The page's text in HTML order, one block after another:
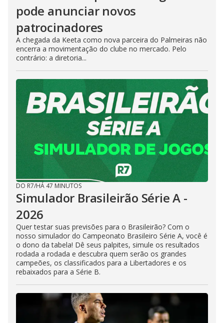
pode anunciar novos
patrocinadores
A chegada da Keeta como nova parceira do Palmeiras não
encerra a movimentação do clube no mercado. Pelo
contrário: a diretoria...
DO R7/HÁ 47 MINUTOS
Simulador Brasileirão Série A -
2026
Quer testar suas previsões para o Brasileirão? Com o
nosso simulador do Campeonato Brasileiro Série A, você é
o dono da tabela! Dê seus palpites, simule os resultados
rodada a rodada e descubra quem serão os grandes
campeões, os classificados para a Libertadores e os
rebaixados para a Série B.